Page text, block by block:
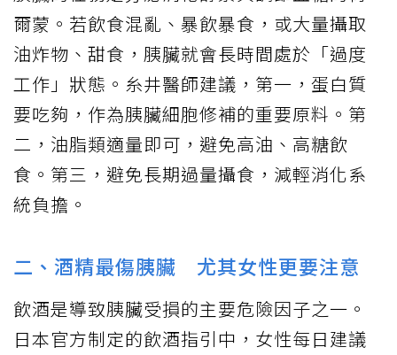
爾蒙。若飲食混亂、暴飲暴食，或大量攝取
油炸物、甜食，胰臟就會長時間處於「過度
工作」狀態。糸井醫師建議，第一，蛋白質
要吃夠，作為胰臟細胞修補的重要原料。第
二，油脂類適量即可，避免高油、高糖飲
食。第三，避免長期過量攝食，減輕消化系
統負擔。
二、酒精最傷胰臟 尤其女性更要注意
飲酒是導致胰臟受損的主要危險因子之一。
日本官方制定的飲酒指引中，女性每日建議